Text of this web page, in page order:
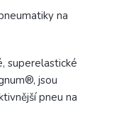
na
superelastické
jsou
pneu na